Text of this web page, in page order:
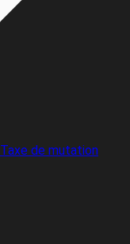
Taxe de mutation